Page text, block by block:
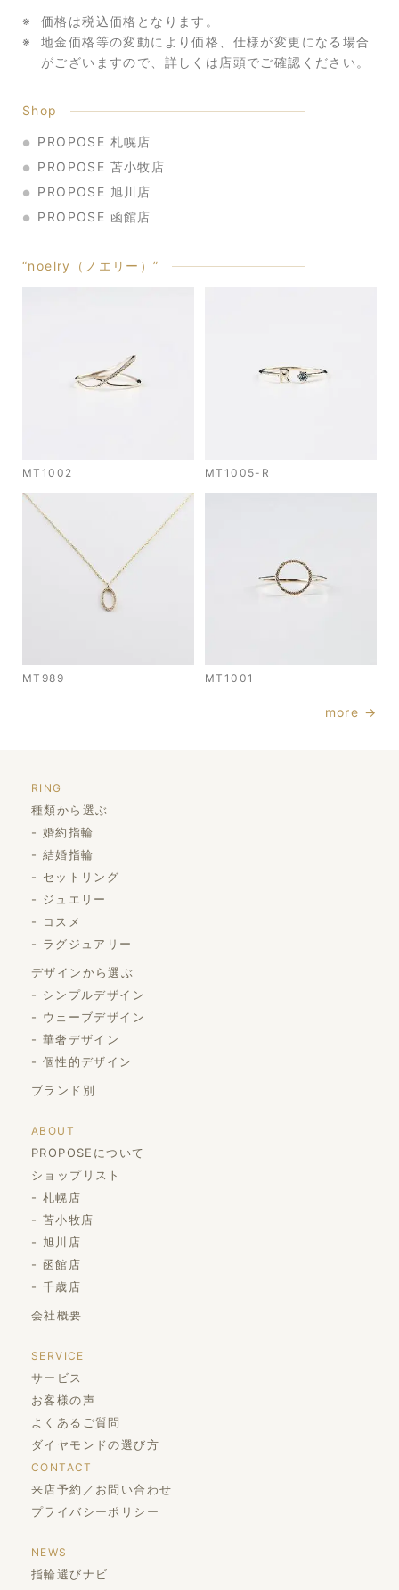
価格は税込価格となります。
地金価格等の変動により価格、仕様が変更になる場合
がございますので、 詳しくは店頭でご確認ください。
Shop
PROPOSE 札幌店
PROPOSE 苫小牧店
PROPOSE 旭川店
PROPOSE 函館店
“noelry（ノエリー）”
MT1002 MT1005-R
MT989 MT1001
more →
RING
種類から選ぶ
婚約指輪
結婚指輪
セットリング
ジュエリー
コスメ
ラグジュアリー
デザインから選ぶ
シンプルデザイン
ウェーブデザイン
華奢デザイン
個性的デザイン
ブランド別
ABOUT
PROPOSEについて
ショップリスト
札幌店
苫小牧店
旭川店
函館店
千歳店
会社概要
SERVICE
サービス
お客様の声
よくあるご質問
ダイヤモンドの選び方
CONTACT
来店予約／お問い合わせ
プライバシーポリシー
NEWS
指輪選びナビ